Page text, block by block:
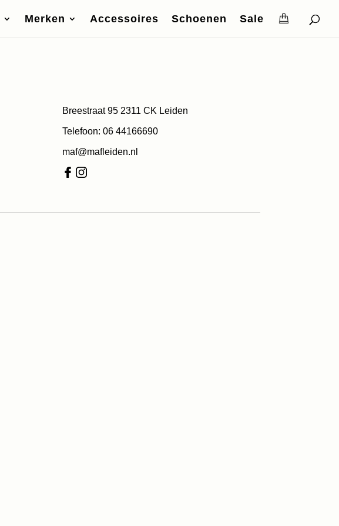
Merken Accessoires Schoenen Sale
Breestraat 95 2311 CK Leiden
Telefoon: 06 44166690
maf@mafleiden.nl